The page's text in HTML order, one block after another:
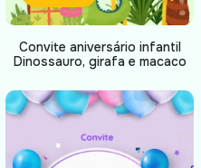
Convite aniversário infantil
Dinossauro, girafa e macaco